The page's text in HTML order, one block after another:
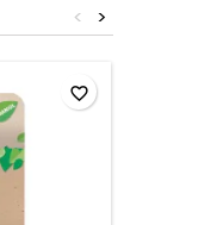
>
<
favorite_border